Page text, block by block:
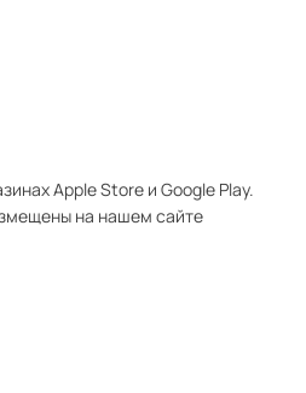
Apple Store и Google Play.
на нашем сайте